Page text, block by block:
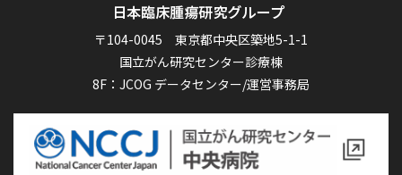
〒104-0045 東京都中央区築地5-1-1
国立がん研究センター診療棟
8F：JCOG データセンター/運営事務局